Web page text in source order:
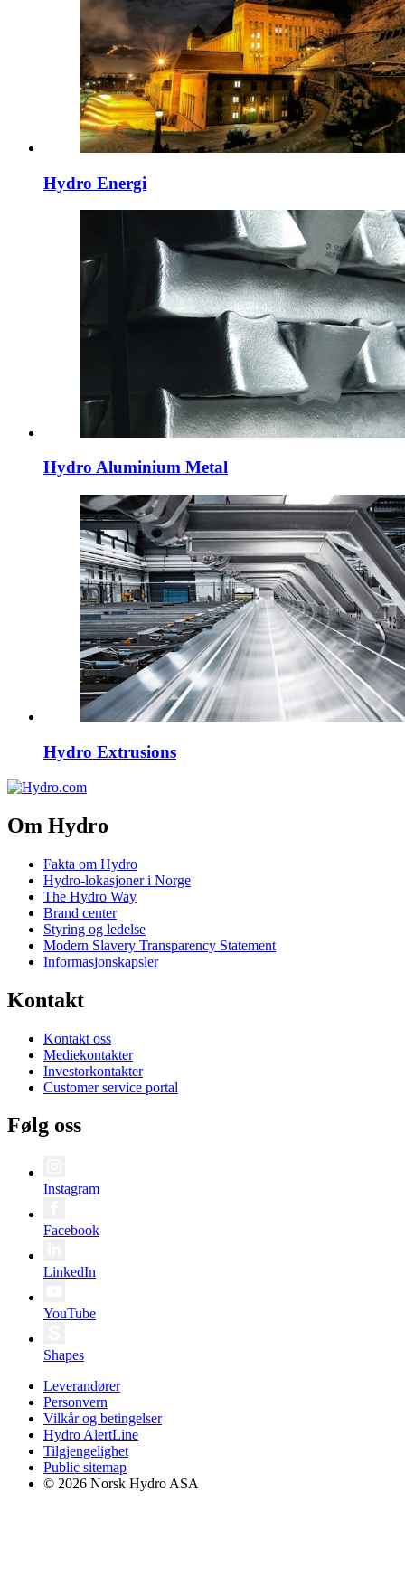
Hydro Energi
Hydro Aluminium Metal
Hydro Extrusions
Om Hydro
Fakta om Hydro
Hydro-lokasjoner i Norge
The Hydro Way
Brand center
Styring og ledelse
Modern Slavery Transparency Statement
Informasjonskapsler
Kontakt
Kontakt oss
Mediekontakter
Investorkontakter
Customer service portal
Følg oss
Instagram
Facebook
LinkedIn
YouTube
Shapes
Leverandører
Personvern
Vilkår og betingelser
Hydro AlertLine
Tilgjengelighet
Public sitemap
© 2026 Norsk Hydro ASA